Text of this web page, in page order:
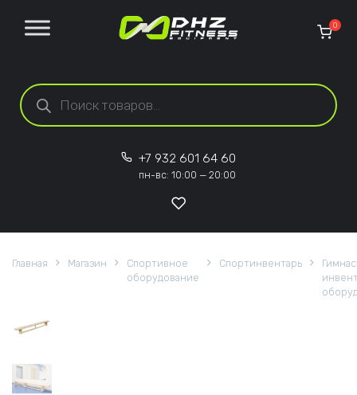
Поиск товаров
0
+7 932 601 64 60
пн-вс: 10:00 — 20:00
Главная Магазин
Спортивное
оборудование
Спортинвентарь